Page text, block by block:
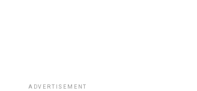
ADVERTISEMENT